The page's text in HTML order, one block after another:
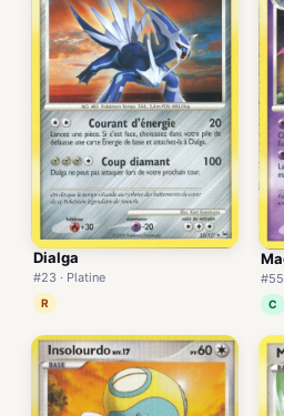
Dialga
#23 · Platine
R
#55
C